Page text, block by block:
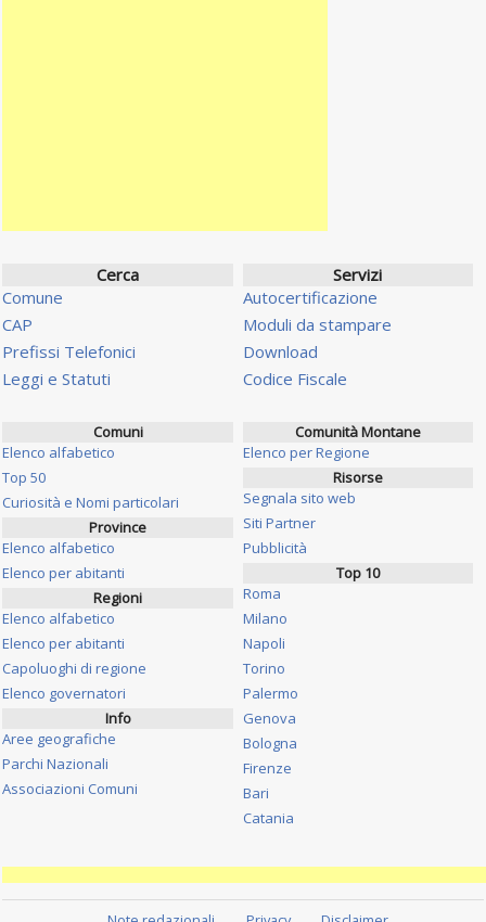
Cerca
Comune
CAP
Prefissi Telefonici
Leggi e Statuti
Servizi
Autocertificazione
Moduli da stampare
Download
Codice Fiscale
Comuni
Elenco alfabetico
Top 50
Curiosità e Nomi particolari
Province
Elenco alfabetico
Elenco per abitanti
Regioni
Elenco alfabetico
Elenco per abitanti
Capoluoghi di regione
Elenco governatori
Info
Aree geografiche
Parchi Nazionali
Associazioni Comuni
Comunità Montane
Elenco per Regione
Risorse
Segnala sito web
Siti Partner
Pubblicità
Top 10
Roma
Milano
Napoli
Torino
Palermo
Genova
Bologna
Firenze
Bari
Catania